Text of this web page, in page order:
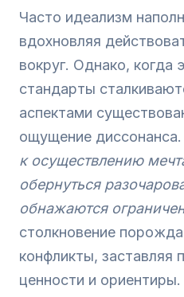
Часто идеализм
вдохновляя
вокруг. Однако, когда
стандарты
аспектами
ощущение диссонанса.
к осуществлению
обернуться
обнажаются
столкновение
конфликты, заставляя
ценности и ориентиры.